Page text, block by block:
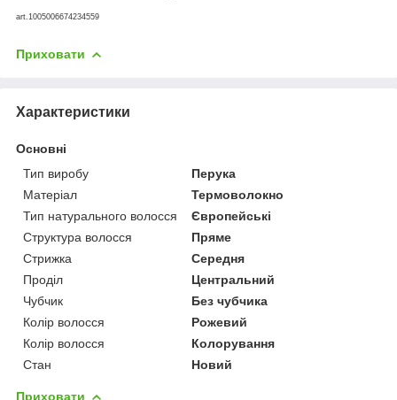
art.1005006674234559
Приховати
Характеристики
Основні
Тип виробу
Перука
Матеріал
Термоволокно
Тип натурального волосся
Європейські
Структура волосся
Пряме
Стрижка
Середня
Проділ
Центральний
Чубчик
Без чубчика
Колір волосся
Рожевий
Колір волосся
Колорування
Стан
Новий
Приховати